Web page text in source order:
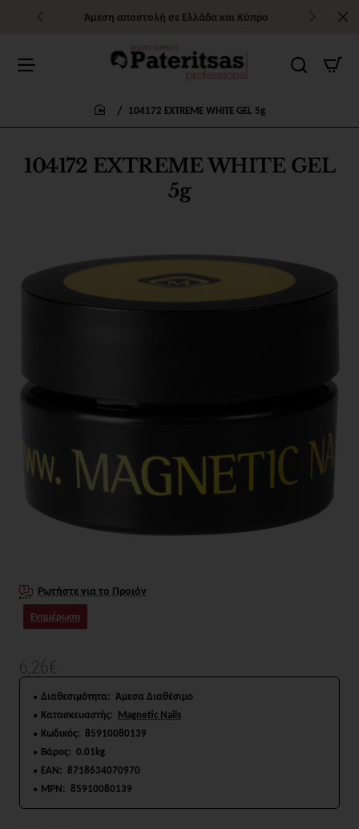
Άμεση αποστολή σε Ελλάδα και Κύπρο
104172 EXTREME WHITE GEL
5g
104172 EXTREME WHITE GEL 5g
Ρωτήστε για το Προιόν
Ενημέρωση
6,26€
Διαθεσιμότητα: Άμεσα Διαθέσιμο
Κατασκευαστής: Magnetic Nails
Κωδικός: 85910080139
Βάρος: 0.01kg
EAN: 8718634070970
MPN: 85910080139